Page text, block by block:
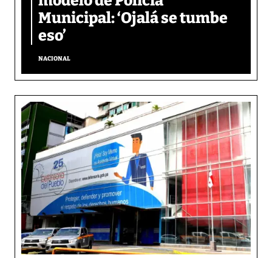
Municipal: ‘Ojalá se tumbe
eso’
NACIONAL